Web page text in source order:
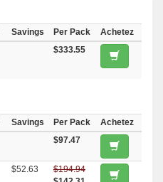
Savings Per Pack
Achetez
$333.55
Savings Per Pack
Achetez
$97.47
$52.63
$194.94